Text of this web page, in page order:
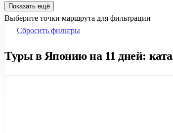
Показать ещё
Выберите точки маршрута для фильтрации
Сбросить фильтры
Туры в Японию на 11 дней: